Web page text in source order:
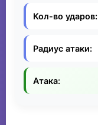
Кол-во ударов:
Радиус атаки:
Атака: